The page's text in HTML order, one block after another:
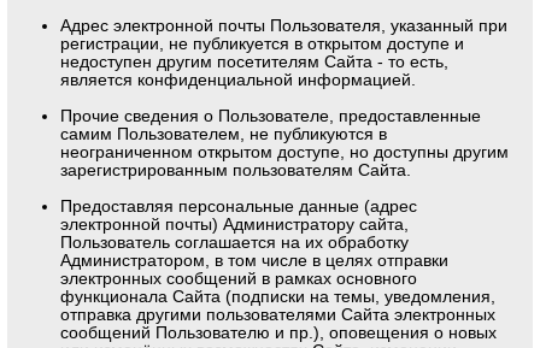
Адрес электронной почты Пользователя, указанный при
регистрации, не публикуется в открытом доступе и
недоступен другим посетителям Сайта - то есть,
является конфиденциальной информацией.
Прочие сведения о Пользователе, предоставленные
самим Пользователем, не публикуются в
неограниченном открытом доступе, но доступны другим
зарегистрированным пользователям Сайта.
Предоставляя персональные данные (адрес
электронной почты) Администратору сайта,
Пользователь соглашается на их обработку
Администратором, в том числе в целях отправки
электронных сообщений в рамках основного
функционала Сайта (подписки на темы, уведомления,
отправка другими пользователями Сайта электронных
сообщений Пользователю и пр.), оповещения о новых